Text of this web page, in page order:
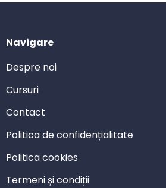
Navigare
Despre noi
Cursuri
Contact
Politica de confidențialitate
Politica cookies
Termeni și condiții